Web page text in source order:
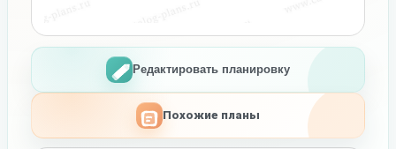
Редактировать планировку
Похожие планы